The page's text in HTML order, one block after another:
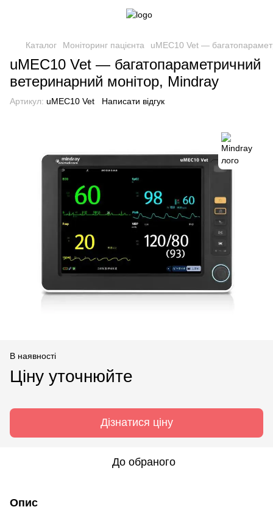
Каталог Моніторинг пацієнта uMEC10 Vet —
uMEC10 Vet — багатопараметричний
ветеринарний монітор, Mindray
Артикул: uMEC10 Vet Написати відгук
В наявності
Ціну уточнюйте
Дізнатися ціну
До обраного
Опис